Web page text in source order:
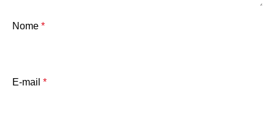
Nome *
E-mail *